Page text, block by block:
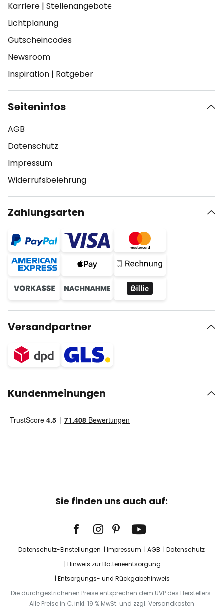
Karriere | Stellenangebote
Lichtplanung
Gutscheincodes
Newsroom
Inspiration | Ratgeber
Seiteninfos
AGB
Datenschutz
Impressum
Widerrufsbelehrung
Zahlungsarten
Versandpartner
Kundenmeinungen
Sie finden uns auch auf:
Datenschutz-Einstellungen Impressum AGB
Datenschutz
Hinweis zur Batterieentsorgung
Entsorgungs- und Rückgabehinweis
Die durchgestrichenen Preise entsprechen dem UVP des Herstellers.
Alle Preise in €, inkl. 19 % MwSt. und zzgl. Versandkosten